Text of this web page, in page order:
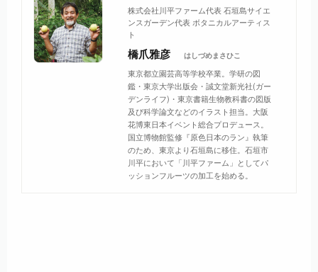
株式会社川平ファーム代表 石垣島サイエ
ンスガーデン代表 ボタニカルアーティス
ト
橋爪雅彦 はしづめまさひこ
東京都立園芸高等学校卒業。学研の図
鑑・東京大学出版会・誠文堂新光社(ガー
デンライフ)・東京書籍生物教科書の図版
及び科学論文などのイラスト担当。大阪
花博東日本イベント総合プロデュース。
国立博物館監修『原色日本のラン』執筆
のため、東京より石垣島に移住。石垣市
川平において「川平ファーム」としてパ
ッションフルーツの加工を始める。